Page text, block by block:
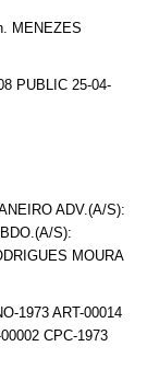
MENEZES
PUBLIC 25-04-
ADV.(A/S):
S):
MOURA
1973 ART-00014
CPC-1973